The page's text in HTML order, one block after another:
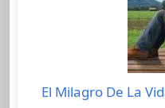
El Milagro De La